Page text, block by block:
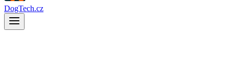
DogTech.cz